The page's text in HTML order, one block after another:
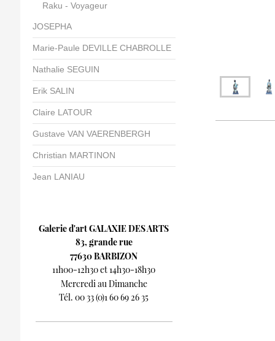
Raku - Voyageur
JOSEPHA
Marie-Paule DEVILLE CHABROLLE
Nathalie SEGUIN
Erik SALIN
Claire LATOUR
Gustave VAN VAERENBERGH
Christian MARTINON
Jean LANIAU
Galerie d'art GALAXIE DES ARTS
83, grande rue
77630 BARBIZON
11h00-12h30 et 14h30-18h30
Mercredi au Dimanche
Tél. 00 33 (0)1 60 69 26 35